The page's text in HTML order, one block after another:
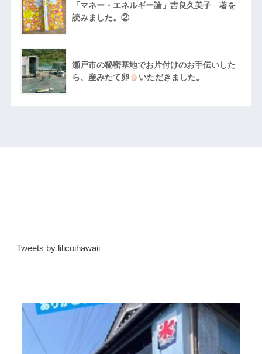
「マネー・エネルギー論」吉良久美子 著を
読みました。②
瀬戸市の秘密基地でお片付けのお手伝いした
ら、産みたて卵
いただきました。
Tweets by lilicoihawaii